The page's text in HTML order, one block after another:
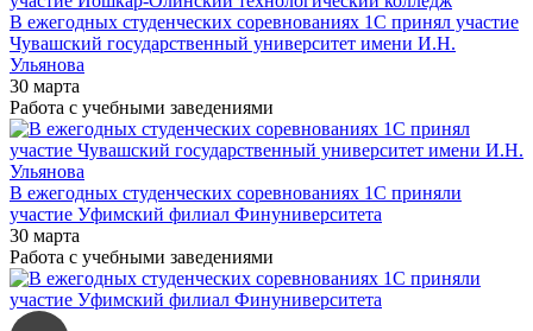
В ежегодных студенческих соревнованиях 1С принял участие
Чувашский государственный университет имени И.Н.
Ульянова
30 марта
Работа с учебными заведениями
В ежегодных студенческих соревнованиях 1С приняли
участие Уфимский филиал Финуниверситета
30 марта
Работа с учебными заведениями